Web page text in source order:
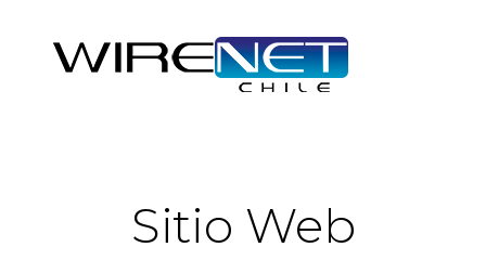
Sitio Web